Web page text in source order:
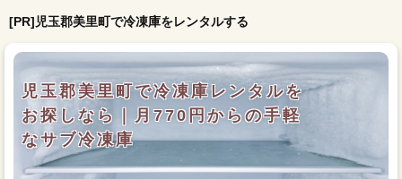
[PR]児玉郡美里町で冷凍庫をレンタルする
児玉郡美里町で冷凍庫レンタルを
お探しなら｜月770円からの手軽
なサブ冷凍庫